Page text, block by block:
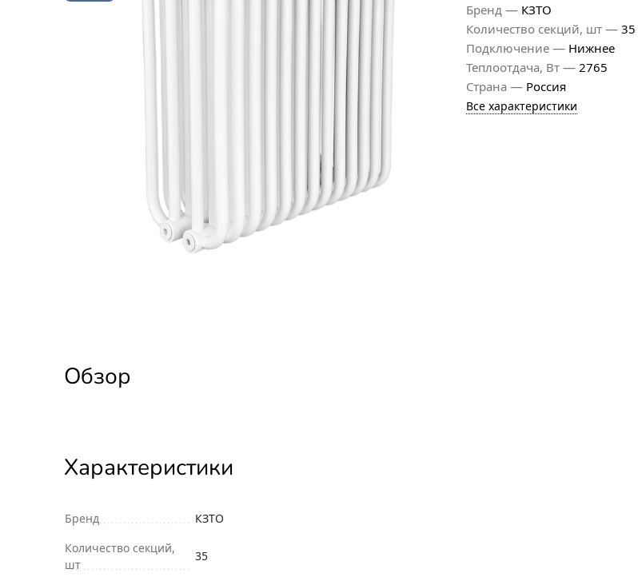
Бренд — КЗТО
Количество секций, шт — 35
Подключение — Нижнее
Теплоотдача, Вт — 2765
Страна — Россия
Все характеристики
Обзор
Характеристики
Бренд
КЗТО
Количество секций,
шт
35